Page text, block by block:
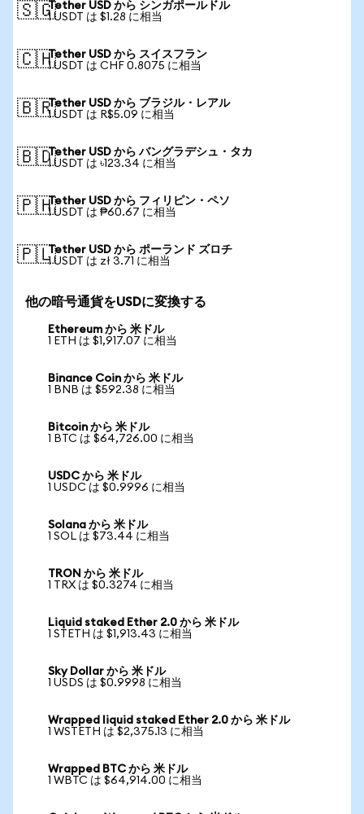
🇸🇬Tether USD から シンガポールドル
1 USDT は $1.28 に相当
🇨🇭Tether USD から スイスフラン
1 USDT は CHF 0.8075 に相当
🇧🇷Tether USD から ブラジル・レアル
1 USDT は R$5.09 に相当
🇧🇩Tether USD から バングラデシュ・タカ
1 USDT は ৳123.34 に相当
🇵🇭Tether USD から フィリピン・ペソ
1 USDT は ₱60.67 に相当
🇵🇱Tether USD から ポーランド ズロチ
1 USDT は zł 3.71 に相当
他の暗号通貨をUSDに変換する
Ethereum から 米ドル
1 ETH は $1,917.07 に相当
Binance Coin から 米ドル
1 BNB は $592.38 に相当
Bitcoin から 米ドル
1 BTC は $64,726.00 に相当
USDC から 米ドル
1 USDC は $0.9996 に相当
Solana から 米ドル
1 SOL は $73.44 に相当
TRON から 米ドル
1 TRX は $0.3274 に相当
Liquid staked Ether 2.0 から 米ドル
1 STETH は $1,913.43 に相当
Sky Dollar から 米ドル
1 USDS は $0.9998 に相当
Wrapped liquid staked Ether 2.0 から 米ドル
1 WSTETH は $2,375.13 に相当
Wrapped BTC から 米ドル
1 WBTC は $64,914.00 に相当